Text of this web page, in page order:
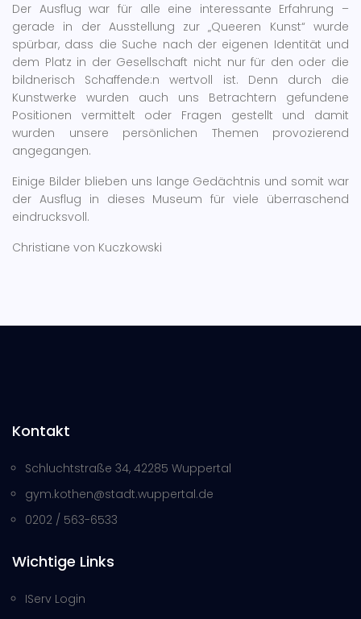
Der Ausflug war für alle eine interessante Erfahrung –
gerade in der Ausstellung zur „Queeren Kunst“ wurde
spürbar, dass die Suche nach der eigenen Identität und
dem Platz in der Gesellschaft nicht nur für den oder die
bildnerisch Schaffende:n wertvoll ist. Denn durch die
Kunstwerke wurden auch uns Betrachtern gefundene
Positionen vermittelt oder Fragen gestellt und damit
wurden unsere persönlichen Themen provozierend
angegangen.
Einige Bilder blieben uns lange Gedächtnis und somit war
der Ausflug in dieses Museum für viele überraschend
eindrucksvoll.
Christiane von Kuczkowski
Kontakt
Schluchtstraße 34, 42285 Wuppertal
gym.kothen@stadt.wuppertal.de
0202 / 563-6533
Wichtige Links
IServ Login